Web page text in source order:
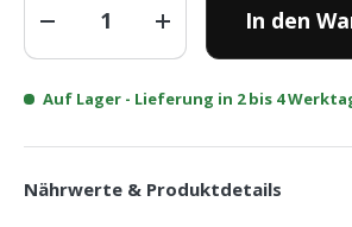
-
+ In den
Auf Lager - Lieferung in 2 bis 4
Nährwerte & Produktdetails